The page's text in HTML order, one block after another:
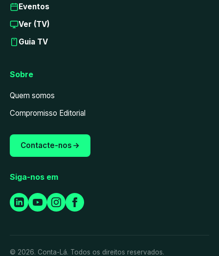
Eventos
Ver (TV)
Guia TV
Sobre
Quem somos
Compromisso Editorial
Contacte-nos
Siga-nos em
© 2026. Conta-Lá. Todos os direitos reservados.